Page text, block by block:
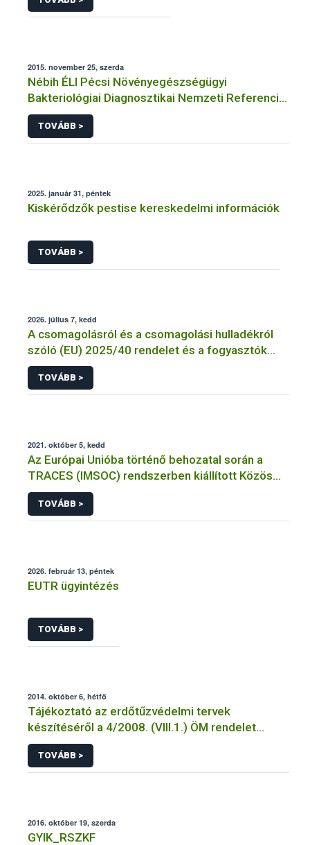
2015. november 25, szerda
Nébih ÉLI Pécsi Növényegészségügyi
Bakteriológiai Diagnosztikai Nemzeti Referencia
Laboratórium
TOVÁBB >
2025. január 31, péntek
Kiskérődzők pestise kereskedelmi információk
TOVÁBB >
2026. július 7, kedd
A csomagolásról és a csomagolási hulladékról
szóló (EU) 2025/40 rendelet és a fogyasztók
élelmiszerekkel kapcsolatos tájékoztatásáról
szóló 1169/2011/EU rendelet jelölési
kötelezettségeinek összehangolásáról szóló
TOVÁBB >
2021. október 5, kedd
Az Európai Unióba történő behozatal során a
TRACES (IMSOC) rendszerben kiállított Közös
Egészségügyi Beléptetési Okmány: KEBO-D
(angolul: CHEDD) használata
TOVÁBB >
2026. február 13, péntek
EUTR ügyintézés
TOVÁBB >
2014. október 6, hétfő
Tájékoztató az erdőtűzvédelmi tervek
készítéséről a 4/2008. (VIII.1.) ÖM rendelet
előírásai alapján
TOVÁBB >
2016. október 19, szerda
GYIK_RSZKF